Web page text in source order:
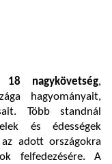
18 nagykövetség,
hagyományait,
Több standnál
és édességek
adott országokra
felfedezésére. A